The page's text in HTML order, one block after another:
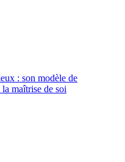
: son modèle de
maîtrise de soi